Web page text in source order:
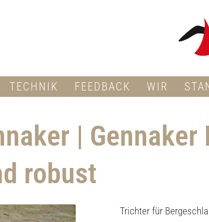
TECHNIK FEEDBACK WIR
| Gennaker
robust
Trichter für